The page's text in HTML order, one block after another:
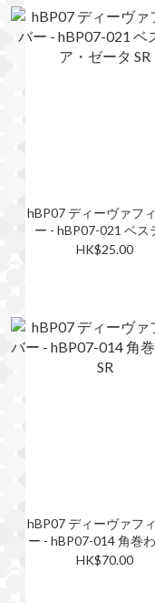
hBP07 ディーヴァフ
ー - hBP07-021 ベス
ア・ゼータ SR
HK$25.00
hBP07 ディーヴァフ
ー - hBP07-014 角巻
SR
HK$70.00